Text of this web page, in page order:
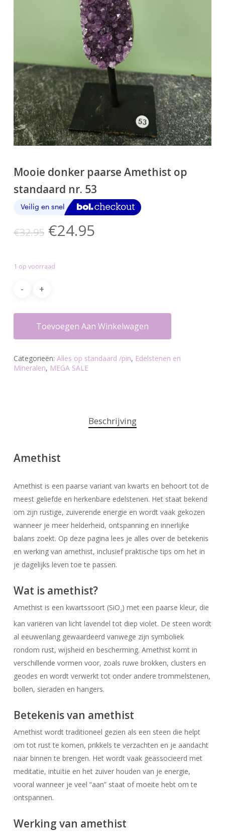
Mooie donker paarse Amethist op
standaard nr. 53
€32.95 Oorspronkelijke
was:
€32.95.
€24.95Huidige
1 op voorraad
Toevoegen Aan Winkelwagen
Categorieën: Alles op standaard /pin, Edelstenen en
Mineralen, MEGA SALE
Beschrijving
Amethist
Amethist is een paarse variant van kwarts en behoort tot de
meest geliefde en herkenbare edelstenen. Het staat bekend
om zijn rustige, zuiverende energie en wordt vaak gekozen
wanneer je meer helderheid, ontspanning en innerlijke
balans zoekt. Op deze pagina lees je alles over de betekenis
en werking van amethist, inclusief praktische tips om het in
je dagelijks leven toe te passen.
Wat is amethist?
Amethist is een kwartssoort (SiO 2) met een paarse kleur, die
kan variëren van licht lavendel tot diep violet. De steen wordt
al eeuwenlang gewaardeerd vanwege zijn symboliek
rondom rust, wijsheid en bescherming. Amethist komt in
verschillende vormen voor, zoals ruwe brokken, clusters en
geodes en wordt verwerkt tot onder andere trommelstenen,
bollen, sieraden en hangers.
Betekenis van amethist
Amethist wordt traditioneel gezien als een steen die helpt
om tot rust te komen, prikkels te verzachten en je aandacht
naar binnen te brengen. Het wordt vaak geassocieerd met
meditatie, intuïtie en het zuiver houden van je energie,
vooral wanneer je veel “aan” staat of moeite hebt om te
ontspannen.
Werking van amethist